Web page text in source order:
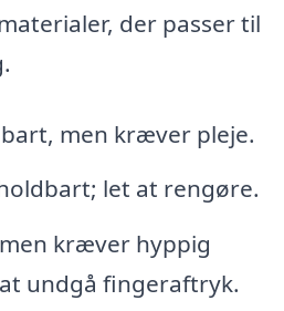
der passer til
men kræver pleje.
let at rengøre.
kræver hyppig
undgå fingeraftryk.